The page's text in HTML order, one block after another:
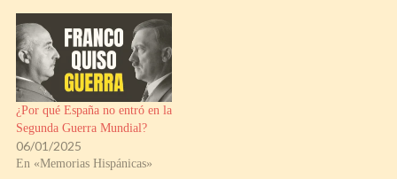
¿Por qué España no entró en la
Segunda Guerra Mundial?
06/01/2025
En «Memorias Hispánicas»